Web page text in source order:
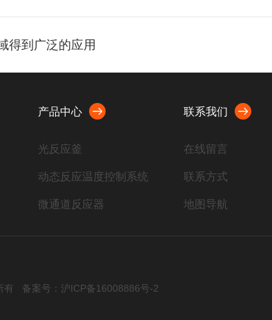
得到广泛的应用
产品中心
光反应釜
动态反应温度控制系统
微通道反应器
精馏装置
联系我们
在线留言
联系方式
地图导航
有 备案号：沪ICP备16008886号-2